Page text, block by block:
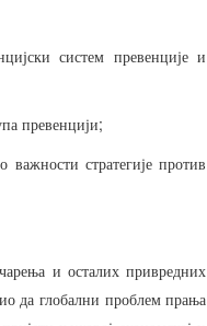
систем превенције и
превенцији;
о важности стратегије против
и осталих привредних
да глобални проблем прања